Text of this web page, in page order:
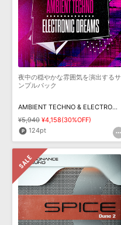
夜中の穏やかな雰囲気を演出するサ
ンプルパック
AMBIENT TECHNO & ELECTRONIC DREAMS
¥5,940 ¥4,158(30%OFF)
124pt